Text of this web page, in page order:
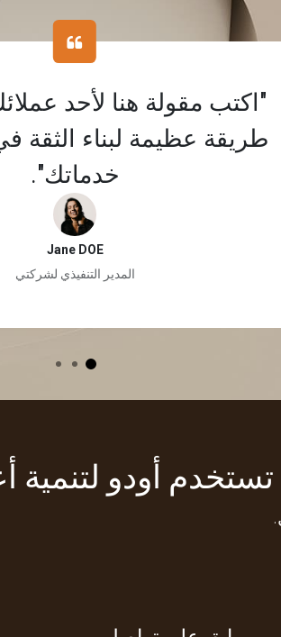
"اكتب مقولة هنا لأحد
طريقة عظيمة لبناء الثقة
خدماتك".
Jane DOE
المدير التنفيذي لشركتي